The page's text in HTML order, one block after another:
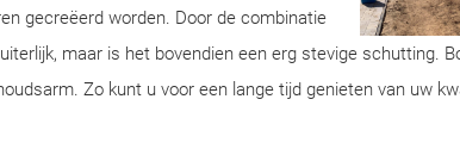
gecreëerd worden. Door de combinatie
maar is het bovendien een erg stevige schutting.
Zo kunt u voor een lange tijd genieten van uw